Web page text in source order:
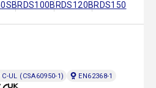
BRDS100BRDS120BRDS150
C-UL (CSA60950-1) EN62368-1